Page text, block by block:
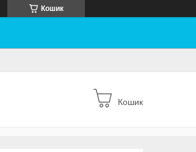
Кошик
Кошик